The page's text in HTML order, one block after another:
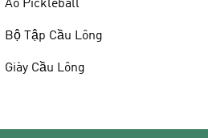
Áo Pickleball
Bộ Tập Cầu Lông
Giày Cầu Lông